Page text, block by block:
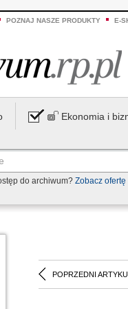
POZNAJ NASZE PRODUKTY E-
Ekonomia i
do archiwum? Zobacz ofertę
POPRZEDNI